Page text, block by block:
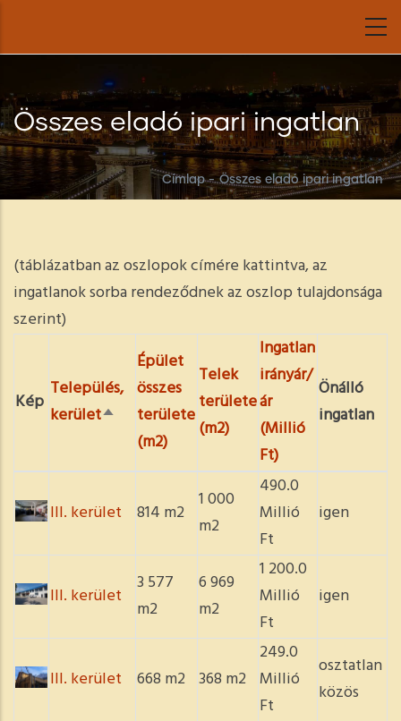
Összes eladó ipari ingatlan
Címlap - Összes eladó ipari ingatlan
(táblázatban az oszlopok címére kattintva, az
ingatlanok sorba rendeződnek az oszlop tulajdonsága
szerint)
Kép
Település,
kerületCsökkenő
rendezés
Épület
összes
területe
(m2)
Telek
területe
(m2)
Ingatlan
irányár/
ár
(Millió
Ft)
Önálló
ingatlan
III. kerület 814 m2
1 000
m2
490.0
Millió
Ft
igen
III. kerület
3 577
m2
6 969
m2
1 200.0
Millió
Ft
igen
III. kerület 668 m2 368 m2
249.0
Millió
Ft
osztatlan
közös